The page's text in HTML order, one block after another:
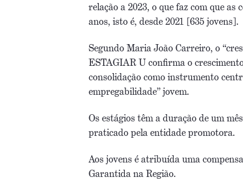
relação a 2023, o que faz com que
anos, isto é, desde 2021 [635 jovens].
Segundo Maria João Carreiro, o
ESTAGIAR U confirma o
consolidação como instrumento
empregabilidade” jovem.
Os estágios têm a duração de um
praticado pela entidade promotora.
Aos jovens é atribuída uma
Garantida na Região.